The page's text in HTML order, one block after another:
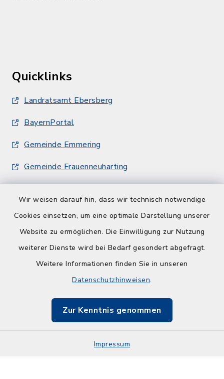
Wir weisen darauf hin, dass wir technisch notwendige
Cookies einsetzen, um eine optimale Darstellung unserer
Website zu ermöglichen. Die Einwilligung zur Nutzung
weiterer Dienste wird bei Bedarf gesondert abgefragt.
Weitere Informationen finden Sie in unseren
Datenschutzhinweisen.
Zur Kenntnis genommen
Impressum
Quicklinks
Landratsamt Ebersberg
BayernPortal
Gemeinde Emmering
Gemeinde Frauenneuharting
Barrierefreiheit
Impressum
Sitemap